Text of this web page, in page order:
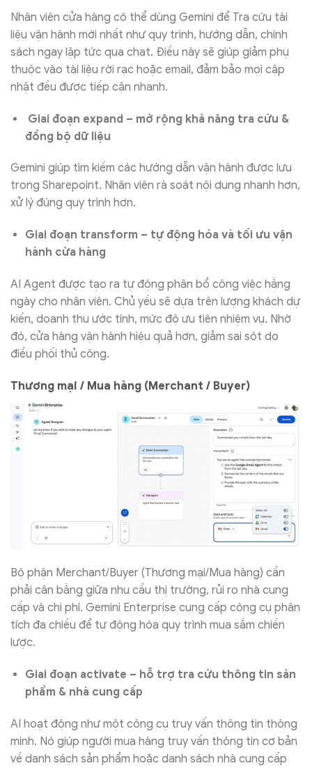
Nhân viên cửa hàng có thể dùng Gemini để Tra cứu tài
liệu vận hành mới nhất như quy trình, hướng dẫn, chính
sách ngay lập tức qua chat. Điều này sẽ giúp giảm phụ
thuộc vào tài liệu rời rạc hoặc email, đảm bảo mọi cập
nhật đều được tiếp cận nhanh.
Giai đoạn expand – mở rộng khả năng tra cứu &
đồng bộ dữ liệu
Gemini giúp tìm kiếm các hướng dẫn vận hành được lưu
trong Sharepoint. Nhân viên rà soát nội dung nhanh hơn,
xử lý đúng quy trình hơn.
Giai đoạn transform – tự động hóa và tối ưu vận
hành cửa hàng
AI Agent được tạo ra tự động phân bổ công việc hằng
ngày cho nhân viên. Chủ yếu sẽ dựa trên lượng khách dự
kiến, doanh thu ước tính, mức độ ưu tiên nhiệm vụ. Nhờ
đó, cửa hàng vận hành hiệu quả hơn, giảm sai sót do
điều phối thủ công.
Thương mại / Mua hàng (Merchant / Buyer)
Bộ phận Merchant/Buyer (Thương mại/Mua hàng) cần
phải cân bằng giữa nhu cầu thị trường, rủi ro nhà cung
cấp và chi phí. Gemini Enterprise cung cấp công cụ phân
tích đa chiều để tự động hóa quy trình mua sắm chiến
lược.
Giai đoạn activate – hỗ trợ tra cứu thông tin sản
phẩm & nhà cung cấp
AI hoạt động như một công cụ truy vấn thông tin thông
minh. Nó giúp người mua hàng truy vấn thông tin cơ bản
về danh sách sản phẩm hoặc danh sách nhà cung cấp